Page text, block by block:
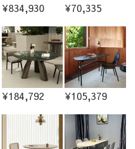
¥834,930 ¥70,335
¥184,792 ¥105,379